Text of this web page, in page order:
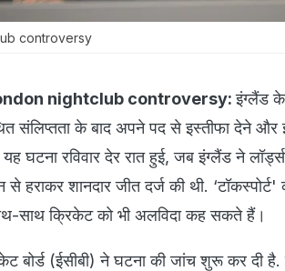
controversy
nightclub controversy:इंग्लैंड
संलिप्तता के बाद अपने पद से इस्तीफा देने
घटना रविवार देर रात हुई, जब इंग्लैंड ने
हराकर शानदार जीत दर्ज की थी.
साथ क्रिकेट को भी अलविदा कह सकते हैं।
बोर्ड (ईसीबी) ने घटना की जांच शुरू कर दी